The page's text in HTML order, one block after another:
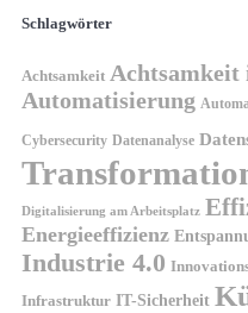
Schlagwörter
Achtsamkeit Achtsamkeit
Automatisierung
Cybersecurity Datenanalyse
Digitalisierung am Arbeitsplatz
Energieeffizienz
Industrie 4.0
Infrastruktur IT-Sicherheit